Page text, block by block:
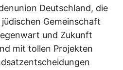
Deutschland, die
Gemeinschaft
und Zukunft
mit tollen Projekten